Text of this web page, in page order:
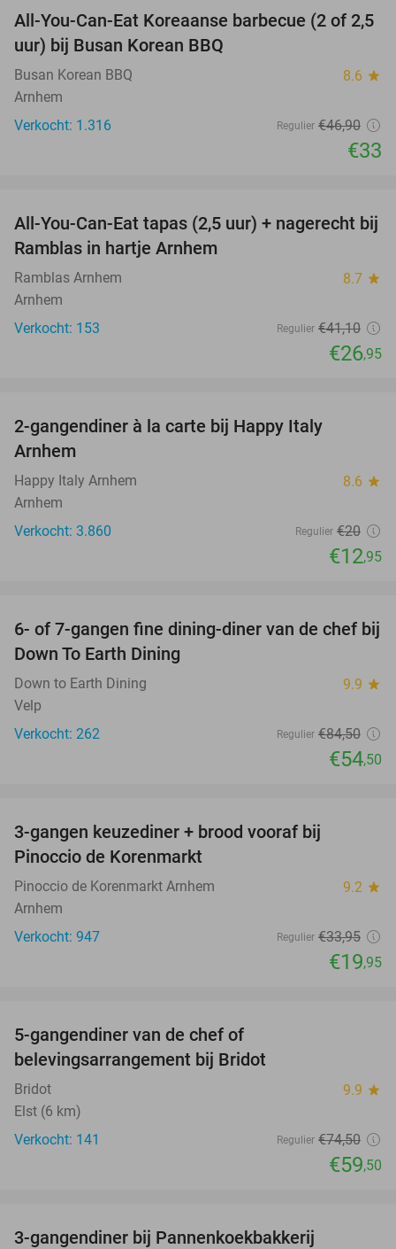
30%
All-You-Can-Eat Koreaanse barbecue (2 of 2,5
uur) bij Busan Korean BBQ
Busan Korean BBQ 8.6 star
Arnhem
Verkocht: 1.316
Regulier €46,90
€33
34%
All-You-Can-Eat tapas (2,5 uur) + nagerecht bij
Ramblas in hartje Arnhem
Ramblas Arnhem 8.7 star
Arnhem
Verkocht: 153
Regulier €41,10
€26,95
2-gangendiner à la carte bij Happy Italy
Arnhem
Happy Italy Arnhem 8.6 star
Arnhem
Verkocht: 3.860
Regulier €20
€12,95
36%
6- of 7-gangen fine dining-diner van de chef bij
Down To Earth Dining
Down to Earth Dining 9.9 star
Velp
Verkocht: 262
Regulier €84,50
€54,50
3-gangen keuzediner + brood vooraf bij
Pinoccio de Korenmarkt
Pinoccio de Korenmarkt Arnhem 9.2 star
Arnhem
Verkocht: 947
Regulier €33,95
€19,95
5-gangendiner van de chef of
belevingsarrangement bij Bridot
Bridot 9.9 star
Elst (6 km)
Verkocht: 141
Regulier €74,50
€59,50
3-gangendiner bij Pannenkoekbakkerij